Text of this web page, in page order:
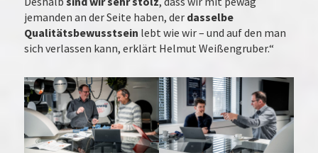
jemanden an der Seite haben, der dasselbe
Qualitätsbewusstsein lebt wie wir – und auf den man
sich verlassen kann, erklärt Helmut Weißengruber.“